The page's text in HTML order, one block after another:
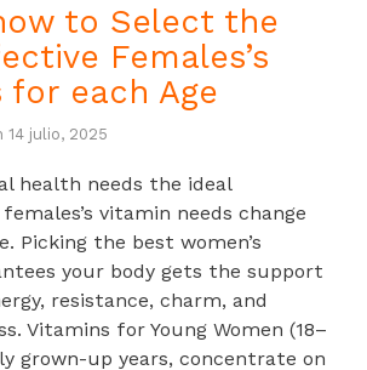
to Select the
Females’s
for each Age
14 julio, 2025
health needs the ideal
vitamin needs change
Picking the best women’s
your body gets the support
resistance, charm, and
Vitamins for Young Women (18–
grown-up years, concentrate on